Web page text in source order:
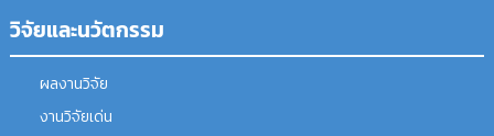
วิจัยและนวัตกรรม
ผลงานวิจัย
งานวิจัยเด่น